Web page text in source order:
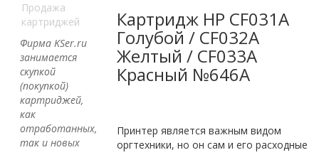
Продажа
картриджей
Фирма KSer.ru
занимается
скупкой
(покупкой)
картриджей,
как
отработанных,
так и новых
Картридж HP CF031A
Голубой / CF032A
Желтый / CF033A
Красный №646A
Принтер является важным видом
оргтехники, но он сам и его расходные